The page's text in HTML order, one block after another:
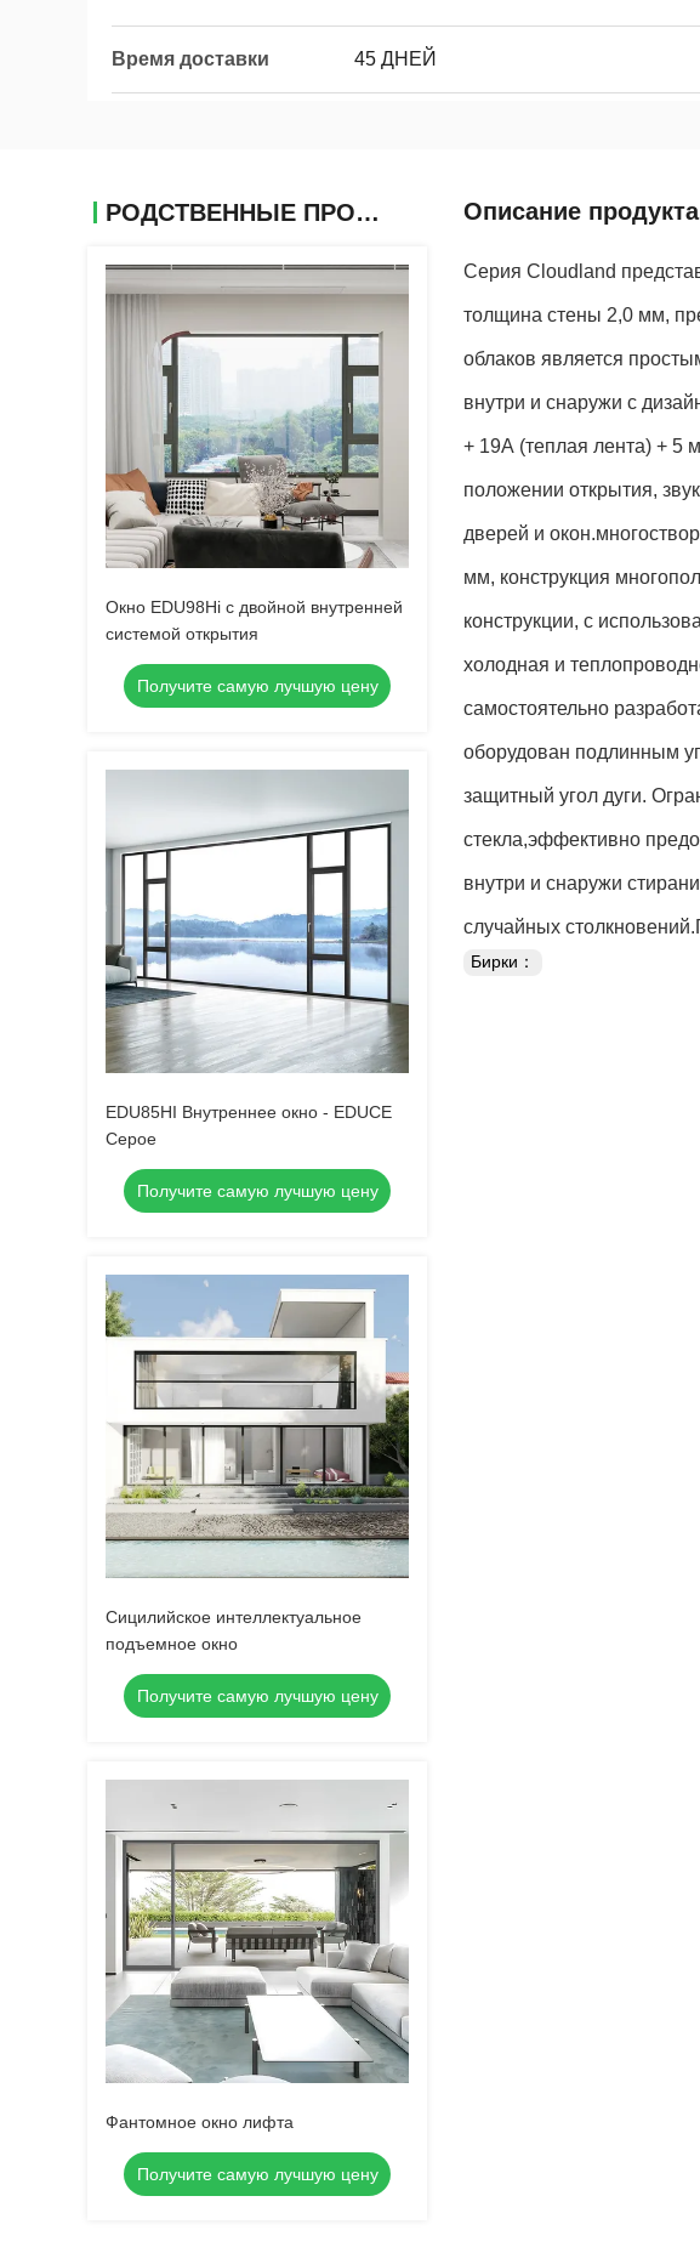
Время доставки 45 ДНЕЙ
РОДСТВЕННЫЕ ПРОДУКТЫ
Окно EDU98Hi с двойной внутренней
системой открытия
Получите самую лучшую цену
EDU85HI Внутреннее окно - EDUCE
Серое
Получите самую лучшую цену
Сицилийское интеллектуальное
подъемное окно
Получите самую лучшую цену
Фантомное окно лифта
Получите самую лучшую цену
Описание продукта
Серия Cloudland
толщина стены 2,0 мм,
облаков является
внутри и снаружи с
+ 19А (теплая лента) + 5
положении открытия,
дверей и
мм, конструкция
конструкции, с
холодная и
самостоятельно
оборудован подлинным
защитный угол дуги.
стекла,эффективно
внутри и снаружи
случайных
Бирки：